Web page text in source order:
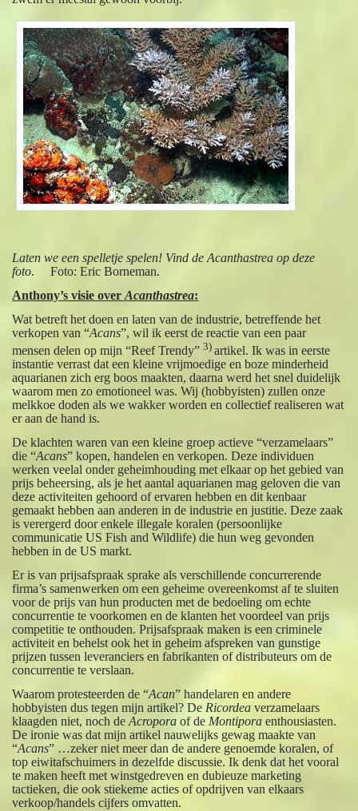
Laten we een spelletje spelen! Vind de Acanthastrea op deze
foto. Foto: Eric Borneman.
Anthony’s visie overAcanthastrea:
Wat betreft het doen en laten van de industrie, betreffende het
verkopen van “Acans”, wil ik eerst de reactie van een paar
mensen delen op mijn “Reef Trendy”3) artikel. Ik was in eerste
instantie verrast dat een kleine vrijmoedige en boze minderheid
aquarianen zich erg boos maakten, daarna werd het snel duidelijk
waarom men zo emotioneel was. Wij (hobbyisten) zullen onze
melkkoe doden als we wakker worden en collectief realiseren wat
er aan de hand is.
De klachten waren van een kleine groep actieve “verzamelaars”
die “Acans” kopen, handelen en verkopen. Deze individuen
werken veelal onder geheimhouding met elkaar op het gebied van
prijs beheersing, als je het aantal aquarianen mag geloven die van
deze activiteiten gehoord of ervaren hebben en dit kenbaar
gemaakt hebben aan anderen in de industrie en justitie. Deze zaak
is verergerd door enkele illegale koralen (persoonlijke
communicatie US Fish and Wildlife) die hun weg gevonden
hebben in de US markt.
Er is van prijsafspraak sprake als verschillende concurrerende
firma’s samenwerken om een geheime overeenkomst af te sluiten
voor de prijs van hun producten met de bedoeling om echte
concurrentie te voorkomen en de klanten het voordeel van prijs
competitie te onthouden. Prijsafspraak maken is een criminele
activiteit en behelst ook het in geheim afspreken van gunstige
prijzen tussen leveranciers en fabrikanten of distributeurs om de
concurrentie te verslaan.
Waarom protesteerden de “Acan” handelaren en andere
hobbyisten dus tegen mijn artikel? De Ricordea verzamelaars
klaagden niet, noch deAcropora of de Montipora enthousiasten.
De ironie was dat mijn artikel nauwelijks gewag maakte van
“Acans” …zeker niet meer dan de andere genoemde koralen, of
top eiwitafschuimers in dezelfde discussie. Ik denk dat het vooral
te maken heeft met winstgedreven en dubieuze marketing
tactieken, die ook stiekeme acties of opdrijven van elkaars
verkoop/handels cijfers omvatten.